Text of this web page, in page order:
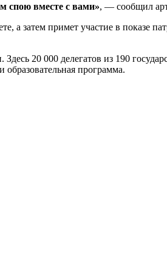
спою вместе с вами», — сообщил
а затем примет участие в показе
20 000 делегатов из 190
программа.